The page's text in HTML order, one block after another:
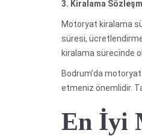
3. Kiralama
Motoryat kiralama
süresi,
kiralama sürecinde
Bodrum’da
etmeniz önemlidir.
En İyi